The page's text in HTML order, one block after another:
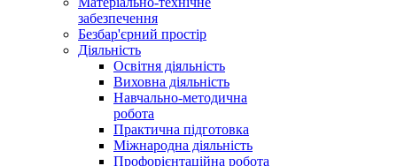
забезпечення
Безбар'єрний простір
Діяльність
Освітня діяльність
Виховна діяльність
Навчально-методична
робота
Практична підготовка
Міжнародна діяльність
Профорієнтаційна робота